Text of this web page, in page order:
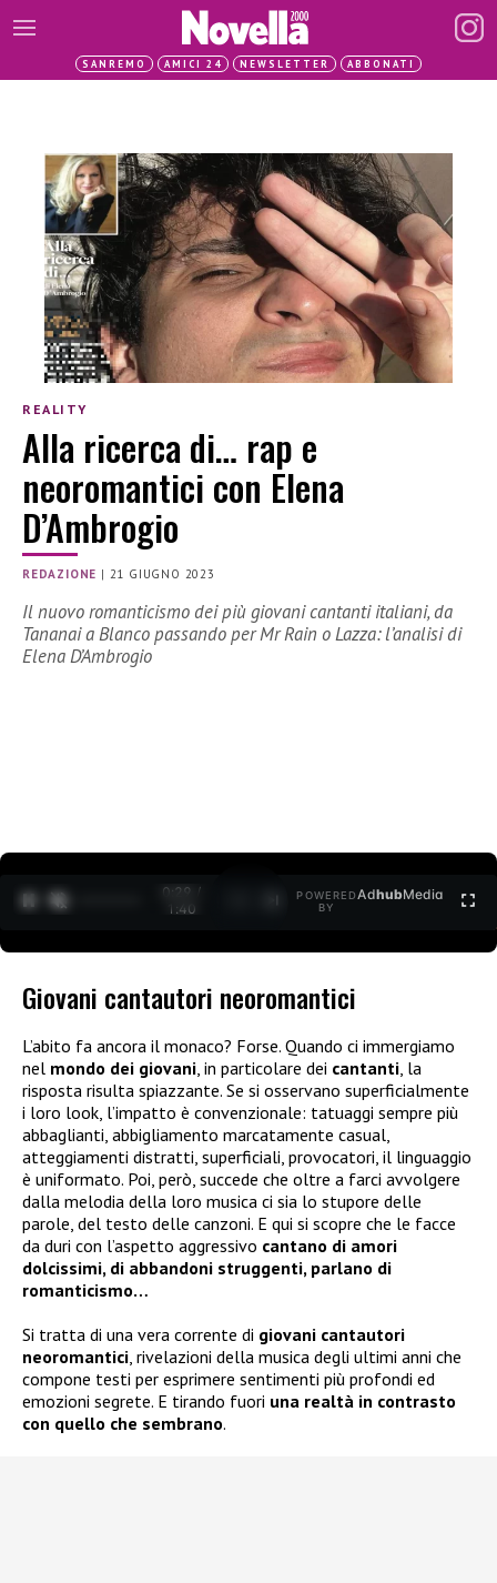
SANREMO AMICI 24 NEWSLETTER ABBONATI
REALITY
Alla ricerca di… rap e
neoromantici con Elena
D’Ambrogio
REDAZIONE | 21 GIUGNO 2023
Il nuovo romanticismo dei più giovani cantanti italiani, da
Tananai a Blanco passando per Mr Rain o Lazza: l’analisi di
Elena D’Ambrogio
0:30 /
1:40
POWERED
BY
AdhubMedia
Giovani cantautori neoromantici
L’abito fa ancora il monaco? Forse. Quando ci immergiamo
nel mondo dei giovani, in particolare dei cantanti, la
risposta risulta spiazzante. Se si osservano superficialmente
i loro look, l’impatto è convenzionale: tatuaggi sempre più
abbaglianti, abbigliamento marcatamente casual,
atteggiamenti distratti, superficiali, provocatori, il linguaggio
è uniformato. Poi, però, succede che oltre a farci avvolgere
dalla melodia della loro musica ci sia lo stupore delle
parole, del testo delle canzoni. E qui si scopre che le facce
da duri con l’aspetto aggressivo cantano di amori
dolcissimi, di abbandoni struggenti, parlano di
romanticismo…
Si tratta di una vera corrente di giovani cantautori
neoromantici, rivelazioni della musica degli ultimi anni che
compone testi per esprimere sentimenti più profondi ed
emozioni segrete. E tirando fuori una realtà in contrasto
con quello che sembrano.